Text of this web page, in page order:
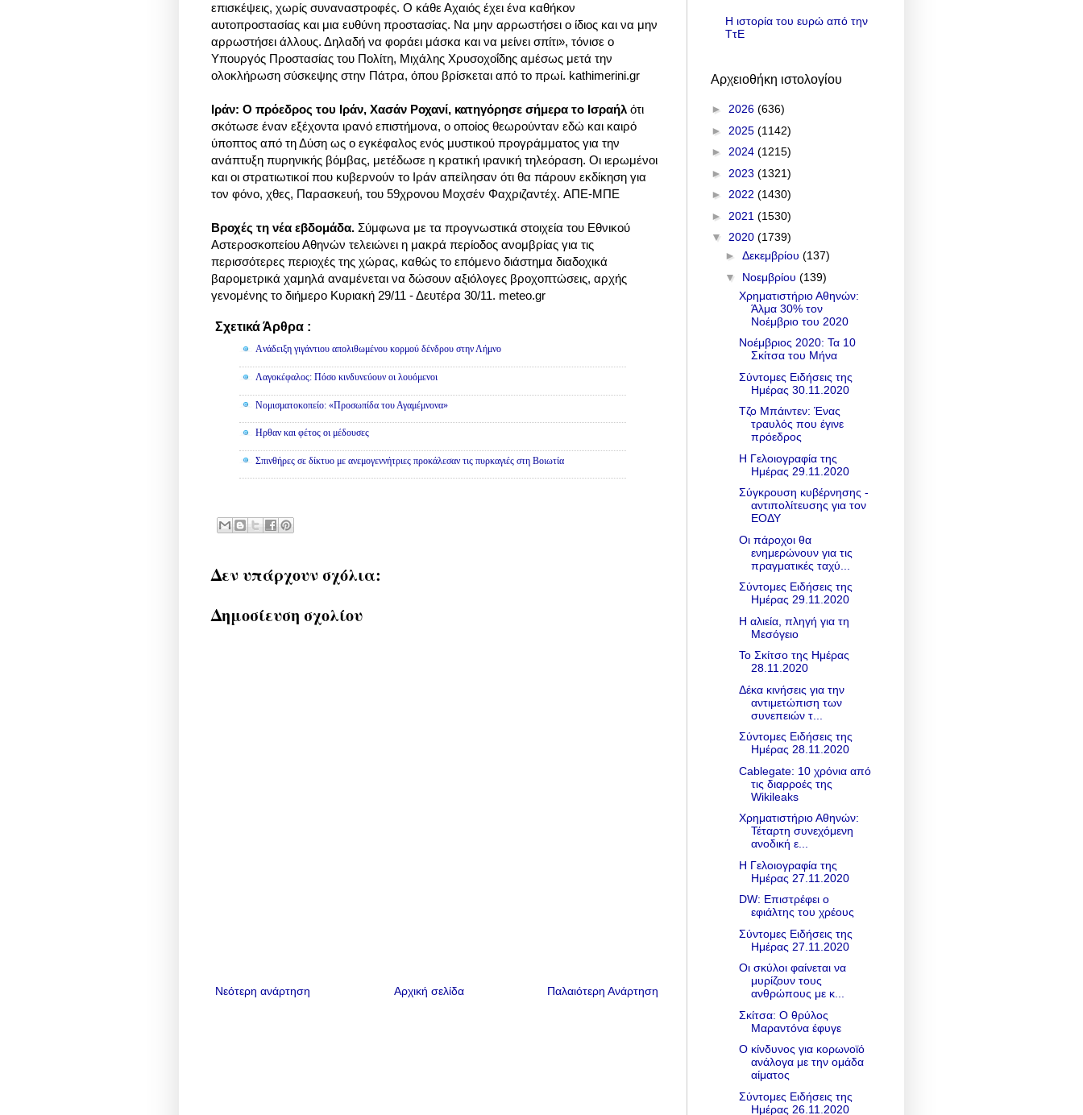
επισκέψεις, χωρίς συναναστροφές. Ο κάθε Αχαιός έχει ένα καθήκον
αυτοπροστασίας και μια ευθύνη προστασίας. Να μην αρρωστήσει ο ίδιος και να μην
αρρωστήσει άλλους. Δηλαδή να φοράει μάσκα και να μείνει σπίτι», τόνισε ο
Υπουργός Προστασίας του Πολίτη, Μιχάλης Χρυσοχοΐδης αμέσως μετά την
ολοκλήρωση σύσκεψης στην Πάτρα, όπου βρίσκεται από το πρωί. kathimerini.gr
Ιράν: Ο πρόεδρος του Ιράν, Χασάν Ροχανί, κατηγόρησε σήμερα το Ισραήλ ότι
σκότωσε έναν εξέχοντα ιρανό επιστήμονα, ο οποίος θεωρούνταν εδώ και καιρό
ύποπτος από τη Δύση ως ο εγκέφαλος ενός μυστικού προγράμματος για την
ανάπτυξη πυρηνικής βόμβας, μετέδωσε η κρατική ιρανική τηλεόραση. Οι ιερωμένοι
και οι στρατιωτικοί που κυβερνούν το Ιράν απείλησαν ότι θα πάρουν εκδίκηση για
τον φόνο, χθες, Παρασκευή, του 59χρονου Μοχσέν Φαχριζαντέχ. ΑΠΕ-ΜΠΕ
Βροχές τη νέα εβδομάδα. Σύμφωνα με τα προγνωστικά στοιχεία του Εθνικού
Αστεροσκοπείου Αθηνών τελειώνει η μακρά περίοδος ανομβρίας για τις
περισσότερες περιοχές της χώρας, καθώς το επόμενο διάστημα διαδοχικά
βαρομετρικά χαμηλά αναμένεται να δώσουν αξιόλογες βροχοπτώσεις, αρχής
γενομένης το διήμερο Κυριακή 29/11 - Δευτέρα 30/11. meteo.gr
Σχετικά Άρθρα :
Aνάδειξη γιγάντιου απολιθωμένου κορμού δένδρου στην Λήμνο
Λαγοκέφαλος: Πόσο κινδυνεύουν οι λουόμενοι
Νομισματοκοπείο: «Προσωπίδα του Αγαμέμνονα»
Ηρθαν και φέτος οι μέδουσες
Σπινθήρες σε δίκτυο με ανεμογεννήτριες προκάλεσαν τις πυρκαγιές στη Βοιωτία
Δεν υπάρχουν σχόλια:
Δημοσίευση σχολίου
Νεότερη ανάρτηση Παλαιότερη Ανάρτηση
Αρχική σελίδα
Η ιστορία του ευρώ από την
ΤτΕ
Αρχειοθήκη ιστολογίου
► 2026 (636)
► 2025 (1142)
► 2024 (1215)
► 2023 (1321)
► 2022 (1430)
► 2021 (1530)
▼ 2020 (1739)
► Δεκεμβρίου (137)
▼ Νοεμβρίου (139)
Χρηματιστήριο Αθηνών:
Άλμα 30% τον
Νοέμβριο του 2020
Νοέμβριος 2020: Τα 10
Σκίτσα του Μήνα
Σύντομες Ειδήσεις της
Ημέρας 30.11.2020
Τζο Μπάιντεν: Ένας
τραυλός που έγινε
πρόεδρος
Η Γελοιογραφία της
Ημέρας 29.11.2020
Σύγκρουση κυβέρνησης -
αντιπολίτευσης για τον
ΕΟΔΥ
Οι πάροχοι θα
ενημερώνουν για τις
πραγματικές ταχύ...
Σύντομες Ειδήσεις της
Ημέρας 29.11.2020
Η αλιεία, πληγή για τη
Μεσόγειο
Το Σκίτσο της Ημέρας
28.11.2020
Δέκα κινήσεις για την
αντιμετώπιση των
συνεπειών τ...
Σύντομες Ειδήσεις της
Ημέρας 28.11.2020
Cablegate: 10 χρόνια από
τις διαρροές της
Wikileaks
Χρηματιστήριο Αθηνών:
Τέταρτη συνεχόμενη
ανοδική ε...
Η Γελοιογραφία της
Ημέρας 27.11.2020
DW: Επιστρέφει ο
εφιάλτης του χρέους
Σύντομες Ειδήσεις της
Ημέρας 27.11.2020
Οι σκύλοι φαίνεται να
μυρίζουν τους
ανθρώπους με κ...
Σκίτσα: Ο θρύλος
Μαραντόνα έφυγε
Ο κίνδυνος για κορωνοϊό
ανάλογα με την ομάδα
αίματος
Σύντομες Ειδήσεις της
Ημέρας 26.11.2020